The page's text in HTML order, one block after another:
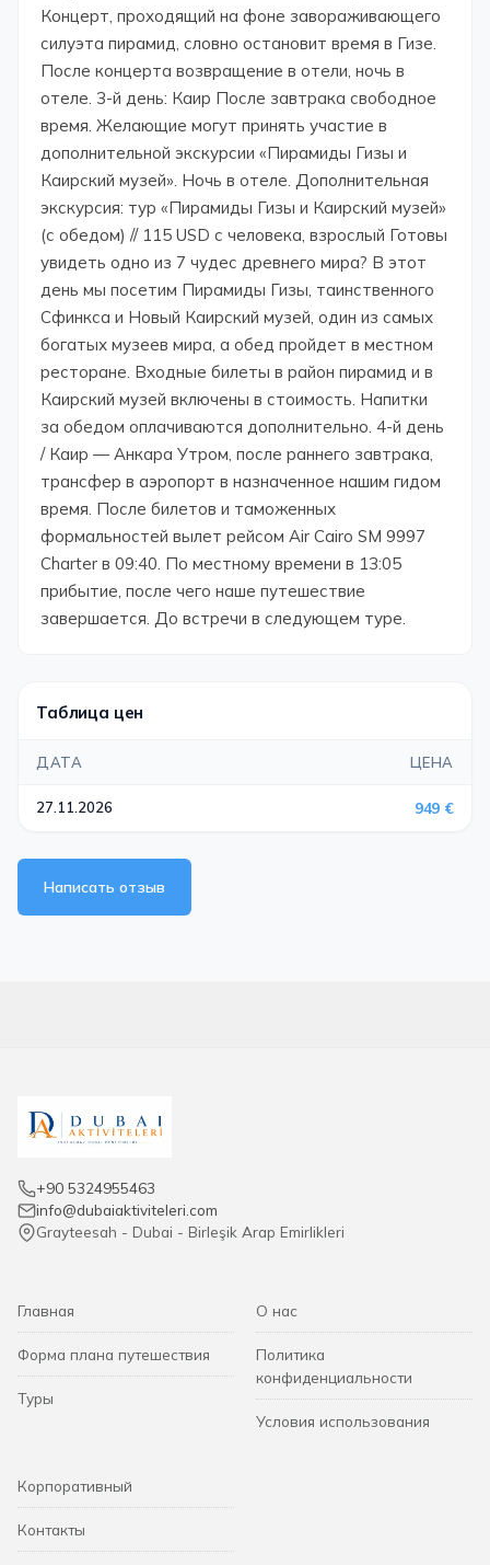
Концерт, проходящий на фоне завораживающего
силуэта пирамид, словно остановит время в Гизе.
После концерта возвращение в отели, ночь в
отеле. 3-й день: Каир После завтрака свободное
время. Желающие могут принять участие в
дополнительной экскурсии «Пирамиды Гизы и
Каирский музей». Ночь в отеле. Дополнительная
экскурсия: тур «Пирамиды Гизы и Каирский музей»
(с обедом) // 115 USD с человека, взрослый Готовы
увидеть одно из 7 чудес древнего мира? В этот
день мы посетим Пирамиды Гизы, таинственного
Сфинкса и Новый Каирский музей, один из самых
богатых музеев мира, а обед пройдет в местном
ресторане. Входные билеты в район пирамид и в
Каирский музей включены в стоимость. Напитки
за обедом оплачиваются дополнительно. 4-й день
/ Каир — Анкара Утром, после раннего завтрака,
трансфер в аэропорт в назначенное нашим гидом
время. После билетов и таможенных
формальностей вылет рейсом Air Cairo SM 9997
Charter в 09:40. По местному времени в 13:05
прибытие, после чего наше путешествие
завершается. До встречи в следующем туре.
Таблица цен
ДАТА ЦЕНА
27.11.2026 949 €
Написать отзыв
+90 5324955463
info@dubaiaktiviteleri.com
Grayteesah - Dubai - Birleşik Arap Emirlikleri
Главная
Форма плана путешествия
Туры
О нас
Политика
конфиденциальности
Условия использования
Корпоративный
Контакты